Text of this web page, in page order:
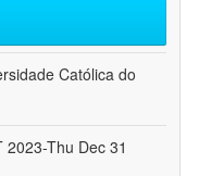
Católica do
Thu Dec 31